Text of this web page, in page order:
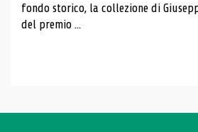
fondo storico, la collezione di
del premio ...